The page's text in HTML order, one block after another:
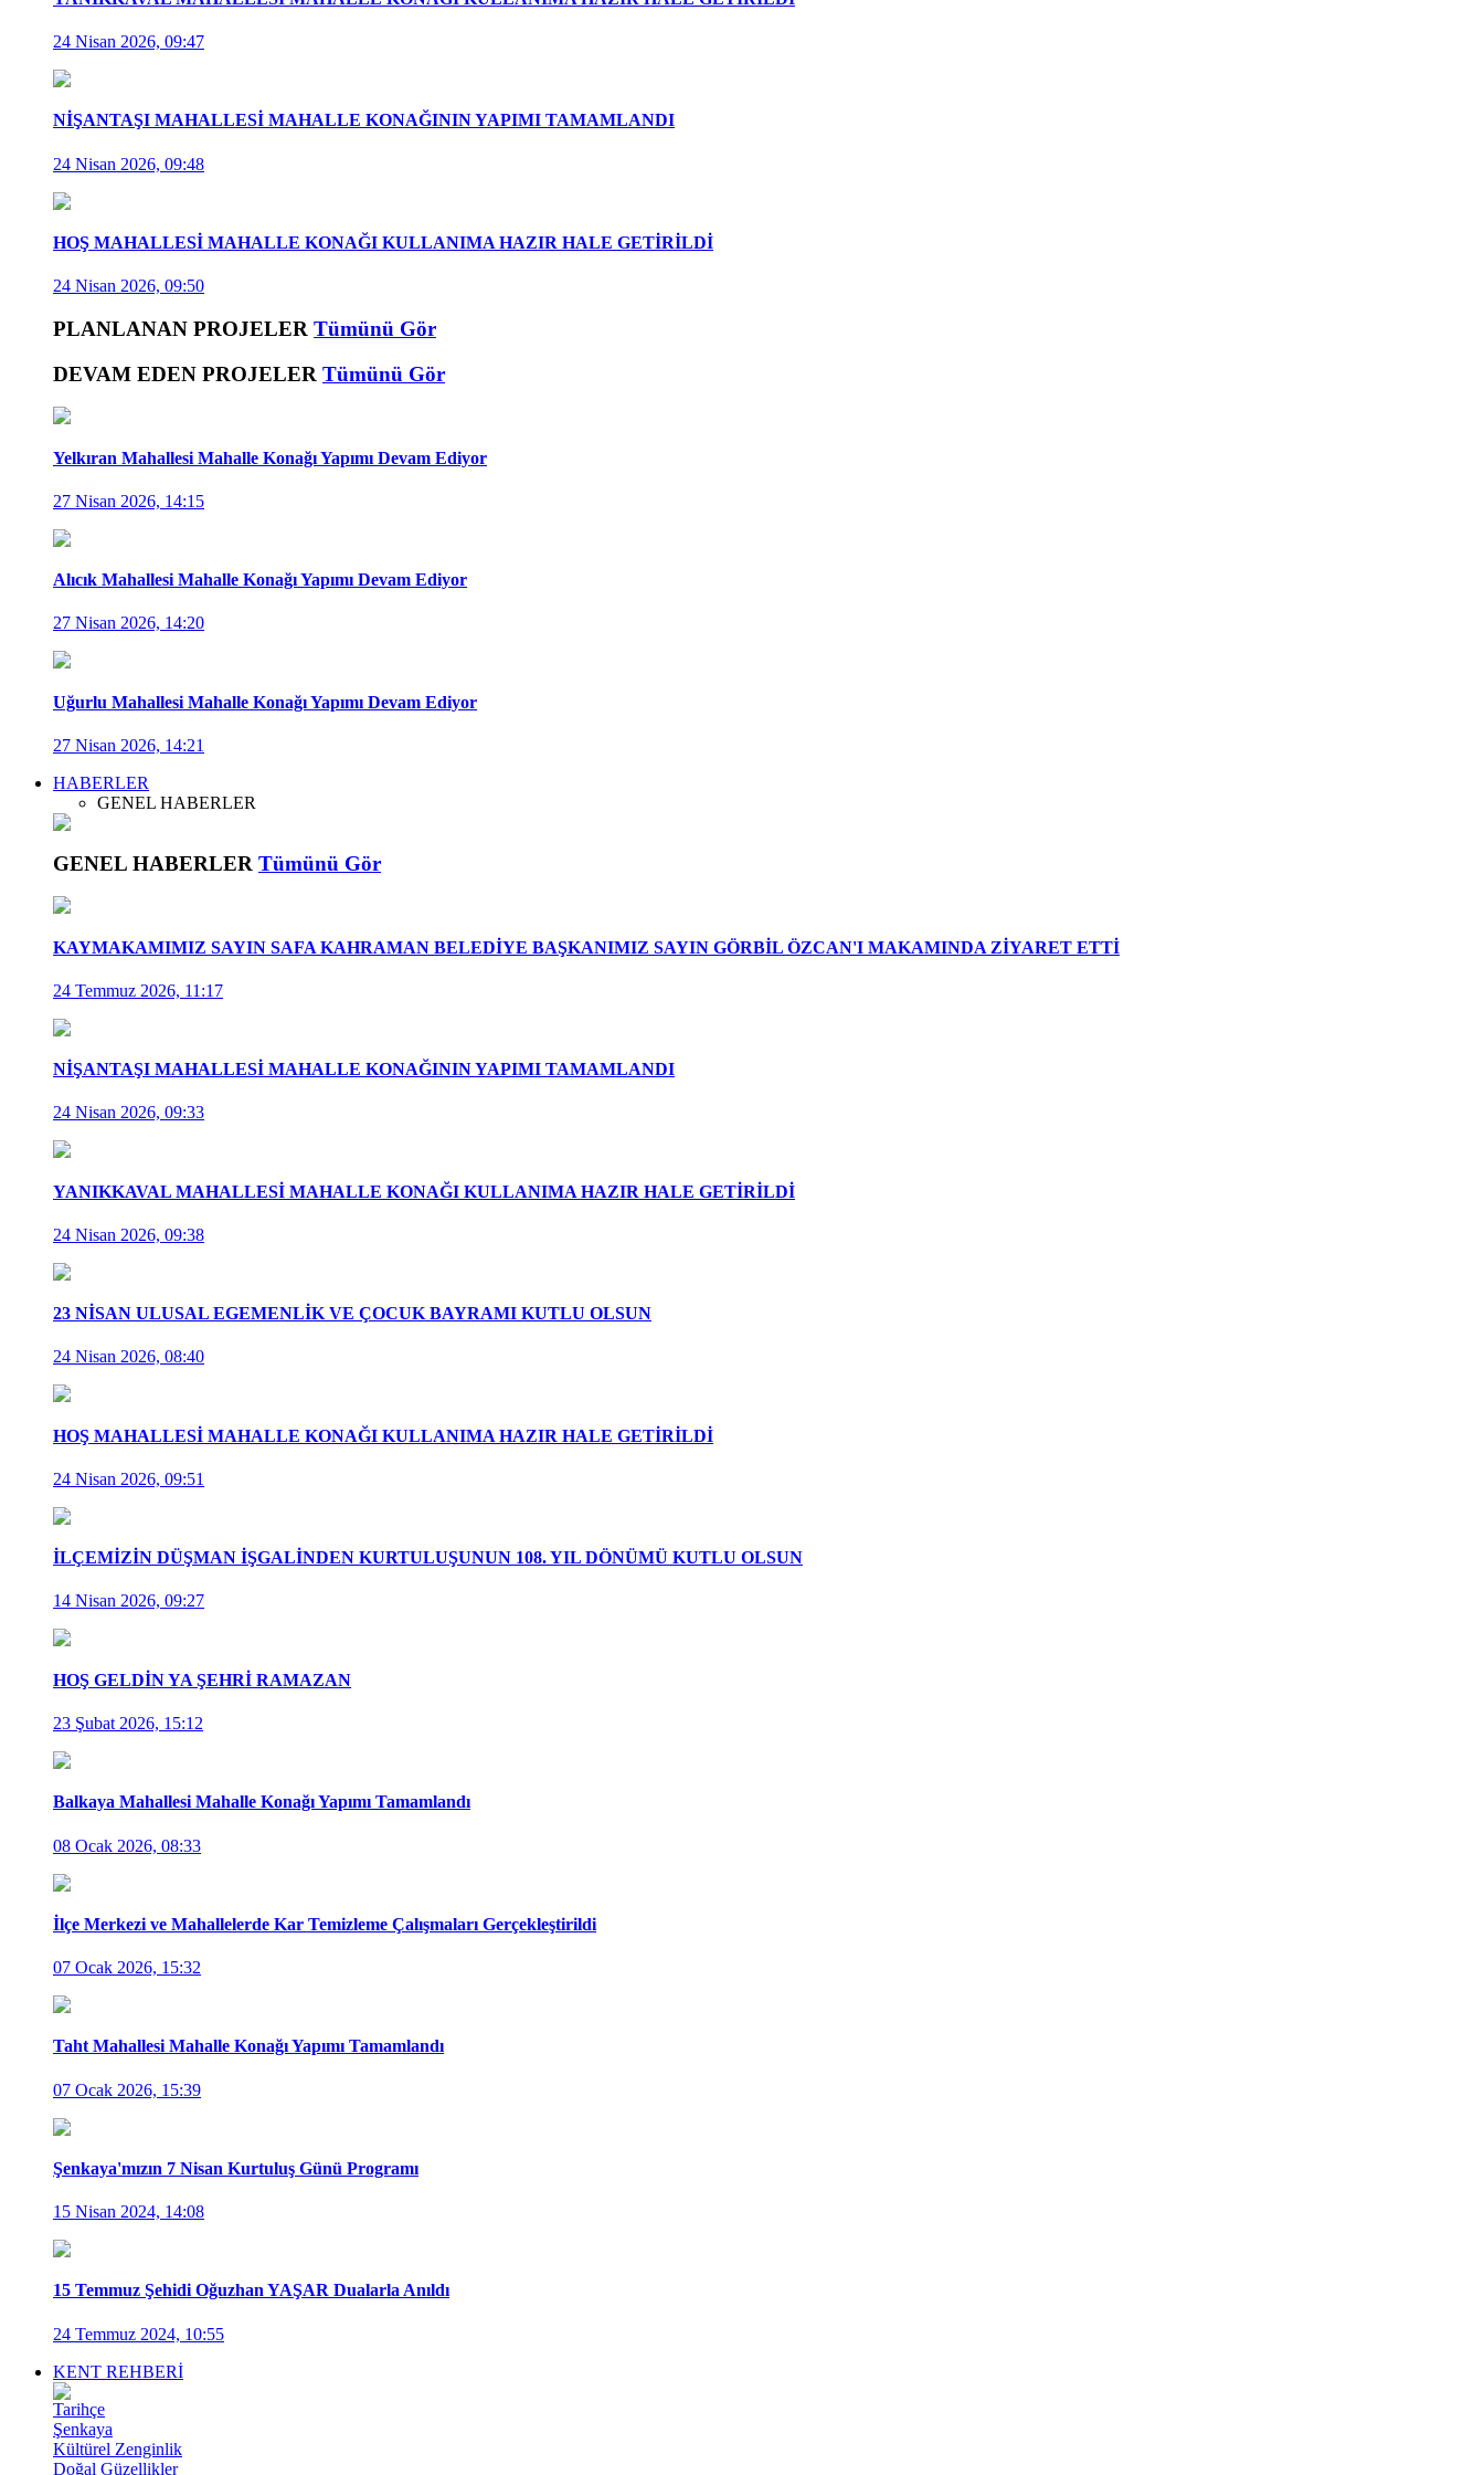
24 Nisan 2026, 09:47
NİŞANTAŞI MAHALLESİ MAHALLE KONAĞININ YAPIMI TAMAMLANDI
24 Nisan 2026, 09:48
HOŞ MAHALLESİ MAHALLE KONAĞI KULLANIMA HAZIR HALE GETİRİLDİ
24 Nisan 2026, 09:50
PLANLANAN PROJELER Tümünü Gör
DEVAM EDEN PROJELER Tümünü Gör
Yelkıran Mahallesi Mahalle Konağı Yapımı Devam Ediyor
27 Nisan 2026, 14:15
Alıcık Mahallesi Mahalle Konağı Yapımı Devam Ediyor
27 Nisan 2026, 14:20
Uğurlu Mahallesi Mahalle Konağı Yapımı Devam Ediyor
27 Nisan 2026, 14:21
HABERLER
GENEL HABERLER
GENEL HABERLER Tümünü Gör
KAYMAKAMIMIZ SAYIN SAFA KAHRAMAN BELEDİYE BAŞKANIMIZ SAYIN GÖRBİL ÖZCAN'I MAKAMINDA ZİYARET ETTİ
24 Temmuz 2026, 11:17
NİŞANTAŞI MAHALLESİ MAHALLE KONAĞININ YAPIMI TAMAMLANDI
24 Nisan 2026, 09:33
YANIKKAVAL MAHALLESİ MAHALLE KONAĞI KULLANIMA HAZIR HALE GETİRİLDİ
24 Nisan 2026, 09:38
23 NİSAN ULUSAL EGEMENLİK VE ÇOCUK BAYRAMI KUTLU OLSUN
24 Nisan 2026, 08:40
HOŞ MAHALLESİ MAHALLE KONAĞI KULLANIMA HAZIR HALE GETİRİLDİ
24 Nisan 2026, 09:51
İLÇEMİZİN DÜŞMAN İŞGALİNDEN KURTULUŞUNUN 108. YIL DÖNÜMÜ KUTLU OLSUN
14 Nisan 2026, 09:27
HOŞ GELDİN YA ŞEHRİ RAMAZAN
23 Şubat 2026, 15:12
Balkaya Mahallesi Mahalle Konağı Yapımı Tamamlandı
08 Ocak 2026, 08:33
İlçe Merkezi ve Mahallelerde Kar Temizleme Çalışmaları Gerçekleştirildi
07 Ocak 2026, 15:32
Taht Mahallesi Mahalle Konağı Yapımı Tamamlandı
07 Ocak 2026, 15:39
Şenkaya'mızın 7 Nisan Kurtuluş Günü Programı
15 Nisan 2024, 14:08
15 Temmuz Şehidi Oğuzhan YAŞAR Dualarla Anıldı
24 Temmuz 2024, 10:55
KENT REHBERİ
Tarihçe
Şenkaya
Kültürel Zenginlik
Doğal Güzellikler